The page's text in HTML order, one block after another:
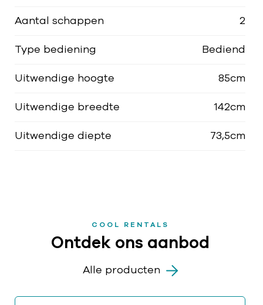
Aantal schappen 2
Type bediening Bediend
Uitwendige hoogte 85cm
Uitwendige breedte 142cm
Uitwendige diepte 73,5cm
COOL RENTALS
Ontdek ons aanbod
Alle producten